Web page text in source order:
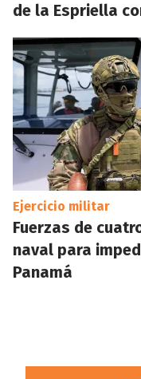
de la Espriella
Ejercicio militar
Fuerzas de
naval para
Panamá